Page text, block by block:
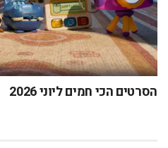
הסרטים הכי חמים ליוני 2026